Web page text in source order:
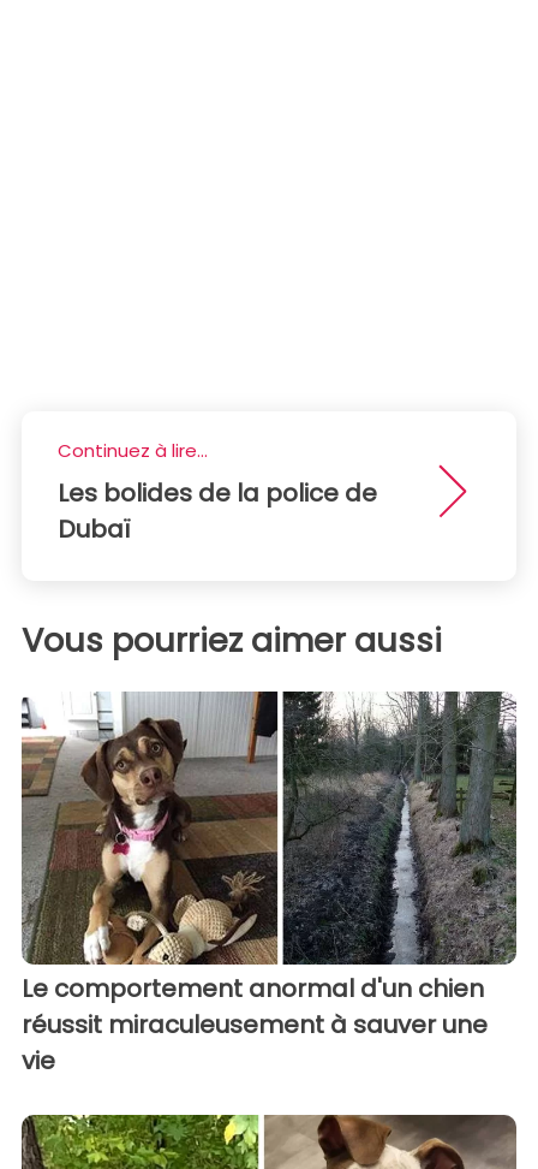
Continuez à lire...
Les bolides de la police de
Dubaï
Vous pourriez aimer aussi
Le comportement anormal d'un chien
réussit miraculeusement à sauver une
vie